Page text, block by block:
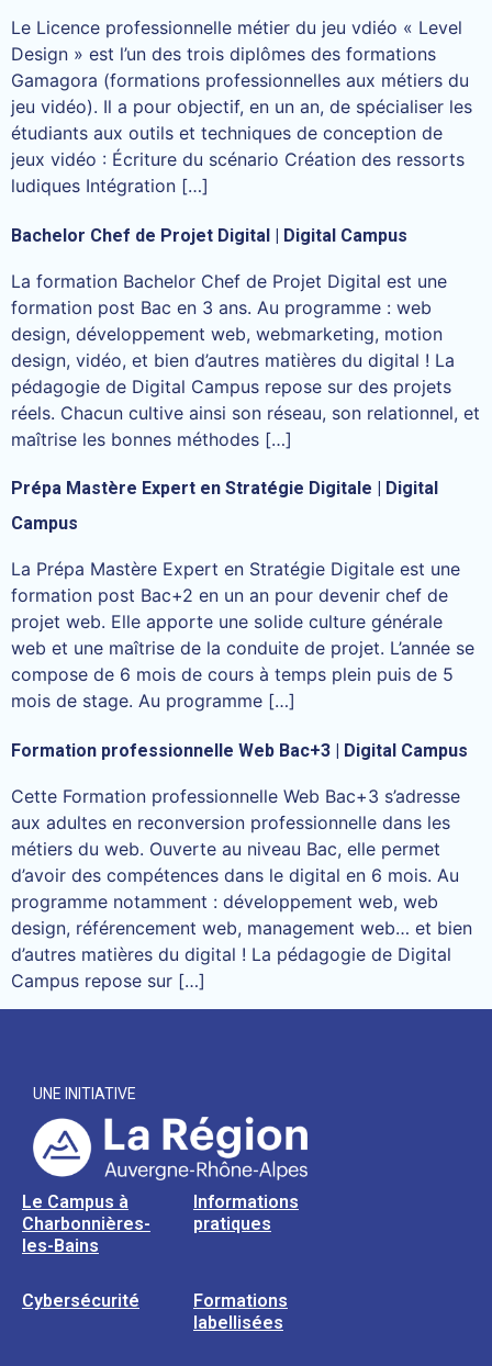
Le Licence professionnelle métier du jeu vdiéo « Level
Design » est l’un des trois diplômes des formations
Gamagora (formations professionnelles aux métiers du
jeu vidéo). Il a pour objectif, en un an, de spécialiser les
étudiants aux outils et techniques de conception de
jeux vidéo : Écriture du scénario Création des ressorts
ludiques Intégration […]
Bachelor Chef de Projet Digital | Digital Campus
La formation Bachelor Chef de Projet Digital est une
formation post Bac en 3 ans. Au programme : web
design, développement web, webmarketing, motion
design, vidéo, et bien d’autres matières du digital ! La
pédagogie de Digital Campus repose sur des projets
réels. Chacun cultive ainsi son réseau, son relationnel, et
maîtrise les bonnes méthodes […]
Prépa Mastère Expert en Stratégie Digitale | Digital
Campus
La Prépa Mastère Expert en Stratégie Digitale est une
formation post Bac+2 en un an pour devenir chef de
projet web. Elle apporte une solide culture générale
web et une maîtrise de la conduite de projet. L’année se
compose de 6 mois de cours à temps plein puis de 5
mois de stage. Au programme […]
Formation professionnelle Web Bac+3 | Digital Campus
Cette Formation professionnelle Web Bac+3 s’adresse
aux adultes en reconversion professionnelle dans les
métiers du web. Ouverte au niveau Bac, elle permet
d’avoir des compétences dans le digital en 6 mois. Au
programme notamment : développement web, web
design, référencement web, management web… et bien
d’autres matières du digital ! La pédagogie de Digital
Campus repose sur […]
UNE INITIATIVE
Le Campus à
Charbonnières-
les-Bains
Informations
pratiques
Cybersécurité
Formations
labellisées